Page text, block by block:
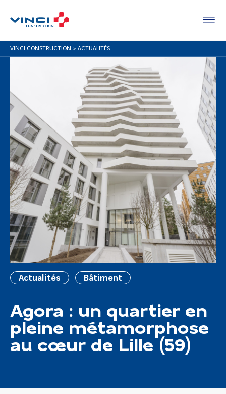
VINCI CONSTRUCTION > ACTUALITÉS
Actualités Bâtiment
Agora : un quartier en
pleine métamorphose
au cœur de Lille (59)